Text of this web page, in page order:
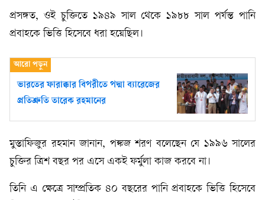
প্রসঙ্গত, ওই চুক্তিতে ১৯৪৯ সাল থেকে ১৯৮৮ সাল পর্যন্ত পানি
প্রবাহকে ভিত্তি হিসেবে ধরা হয়েছিল।
ভারতের ফারাক্কার বিপরীতে পদ্মা ব্যারেজের
প্রতিশ্রুতি তারেক রহমানের
মুস্তাফিজুর রহমান জানান, পঙ্কজ শরণ বলেছেন যে ১৯৯৬ সালের
চুক্তির ত্রিশ বছর পর এসে একই ফর্মুলা কাজ করবে না।
তিনি এ ক্ষেত্রে সাম্প্রতিক ৪০ বছরের পানি প্রবাহকে ভিত্তি হিসেবে